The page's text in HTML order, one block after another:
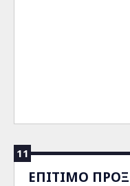
11
ΕΠΙΤΙΜΟ